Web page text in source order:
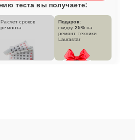
теста вы получаете:
Расчет сроков
ремонта
Подарок:
скидку 25% на
ремонт техники
Laurastar